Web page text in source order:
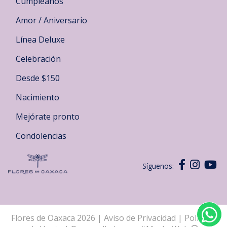
Amor / Aniversario
Línea Deluxe
Celebración
Desde $150
Nacimiento
Mejórate pronto
Condolencias
Síguenos:
Flores de Oaxaca 2026 | Aviso de Privacidad | Políticas